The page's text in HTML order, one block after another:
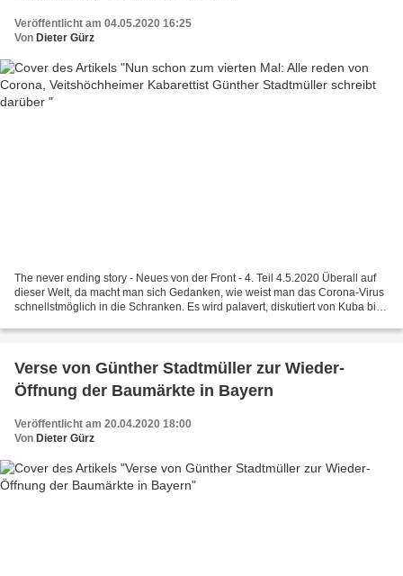
Veröffentlicht am 04.05.2020 16:25
Von Dieter Gürz
The never ending story - Neues von der Front - 4. Teil 4.5.2020 Überall auf
dieser Welt, da macht man sich Gedanken, wie weist man das Corona-Virus
schnellstmöglich in die Schranken. Es wird palavert, diskutiert von Kuba bis
Verse von Günther Stadtmüller zur Wieder-
Öffnung der Baumärkte in Bayern
Veröffentlicht am 20.04.2020 18:00
Von Dieter Gürz